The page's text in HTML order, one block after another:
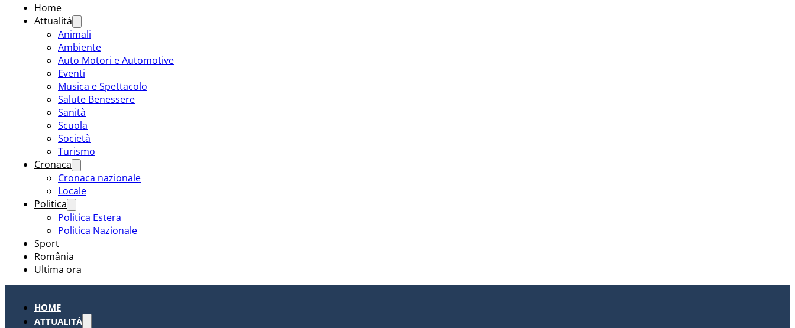
Home
Attualità
Animali
Ambiente
Auto Motori e Automotive
Eventi
Musica e Spettacolo
Salute Benessere
Sanità
Scuola
Società
Turismo
Cronaca
Cronaca nazionale
Locale
Politica
Politica Estera
Politica Nazionale
Sport
România
Ultima ora
HOME
ATTUALITÀ